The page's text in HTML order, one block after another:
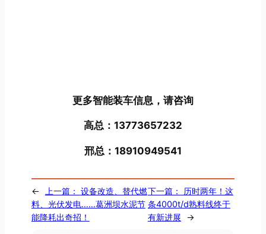
更多智能装车信息，请咨询
高总：13773657232
邢总：18910949541
← 上一篇： 设备改造、替代燃
料、光伏发电……葛洲坝水泥节
能降耗出奇招！
下一篇：
历时两年！这
条4000t/d熟料线终于
有新进展
→